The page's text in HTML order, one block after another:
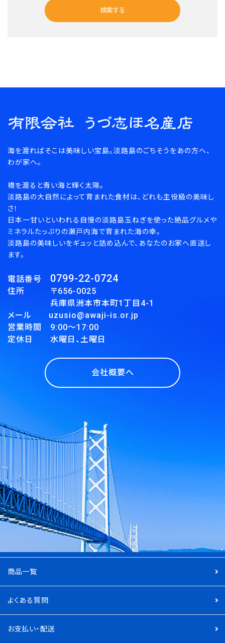
検索する
カテゴリー
検索する
海を渡ればそこは美味しい宝島。淡路島のごちそうをあの方へ、
わが家へ。
橋を渡ると青い海と輝く太陽。
淡路島の大自然によって育まれた食材は、どれも主役級の美味し
さ！
日本一甘いといわれる自慢の淡路島玉ねぎを使った絶品グルメや
ミネラルたっぷりの瀬戸内海で育まれた海の幸。
淡路島の美味しいをギュッと詰め込んで、あなたのお家へ直送し
ます。
電話番号 0799-22-0724
住所 〒656-0025
兵庫県洲本市本町1丁目4-1
メール uzusio@awaji-is.or.jp
営業時間 9:00～17:00
定休日 水曜日、土曜日
会社概要へ
商品一覧
よくある質問
お支払い・配送